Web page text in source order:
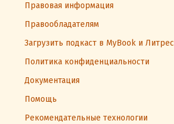
Правовая информация
Правообладателям
Загрузить подкаст в MyBook и Литрес
Политика конфиденциальности
Документация
Помощь
Рекомендательные технологии